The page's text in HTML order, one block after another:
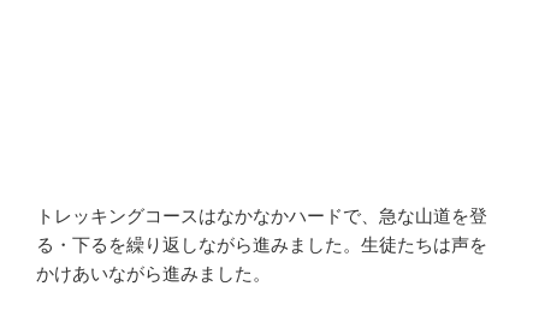
トレッキングコースはなかなかハードで、急な山道を登
る・下るを繰り返しながら進みました。生徒たちは声を
かけあいながら進みました。